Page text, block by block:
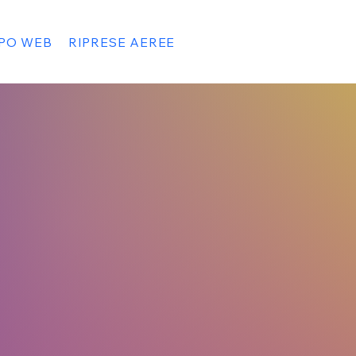
WEB RIPRESE AEREE